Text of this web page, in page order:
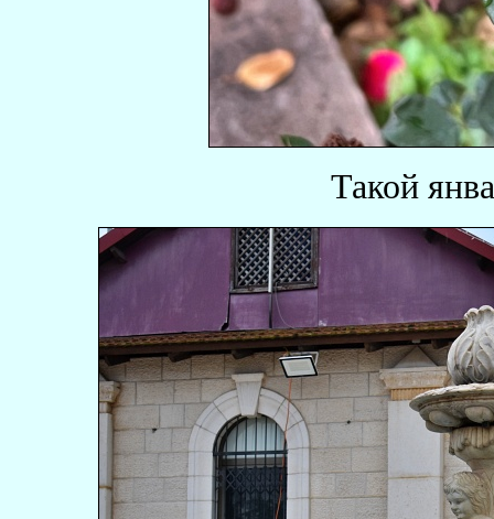
Такой